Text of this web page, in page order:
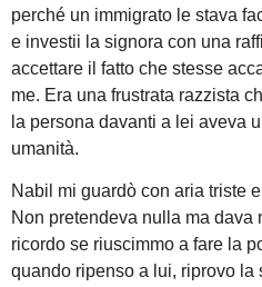
perché un immigrato le stava
e investii la signora con una
accettare il fatto che stesse
me. Era una frustrata razzista
la persona davanti a lei aveva
umanità.
Nabil mi guardò con aria triste
Non pretendeva nulla ma dava
ricordo se riuscimmo a fare la
quando ripenso a lui, riprovo la